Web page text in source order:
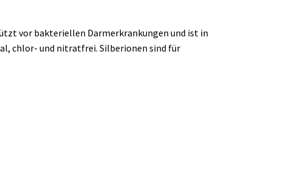
vor bakteriellen Darmerkrankungen und ist in
chlor- und nitratfrei. Silberionen sind für